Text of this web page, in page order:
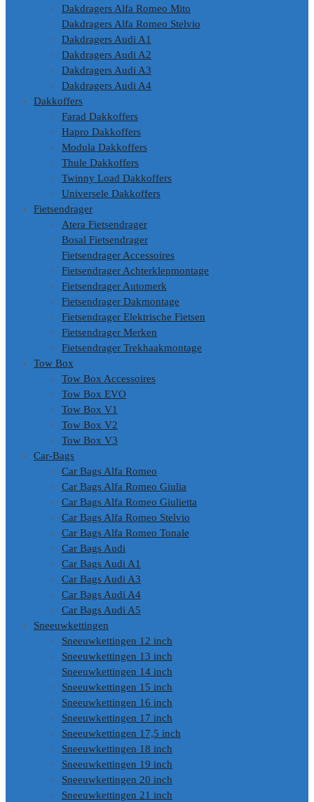
Dakdragers Alfa Romeo Mito
Dakdragers Alfa Romeo Stelvio
Dakdragers Audi A1
Dakdragers Audi A2
Dakdragers Audi A3
Dakdragers Audi A4
Dakkoffers
Farad Dakkoffers
Hapro Dakkoffers
Modula Dakkoffers
Thule Dakkoffers
Twinny Load Dakkoffers
Universele Dakkoffers
Fietsendrager
Atera Fietsendrager
Bosal Fietsendrager
Fietsendrager Accessoires
Fietsendrager Achterklepmontage
Fietsendrager Automerk
Fietsendrager Dakmontage
Fietsendrager Elektrische Fietsen
Fietsendrager Merken
Fietsendrager Trekhaakmontage
Tow Box
Tow Box Accessoires
Tow Box EVO
Tow Box V1
Tow Box V2
Tow Box V3
Car-Bags
Car Bags Alfa Romeo
Car Bags Alfa Romeo Giulia
Car Bags Alfa Romeo Giulietta
Car Bags Alfa Romeo Stelvio
Car Bags Alfa Romeo Tonale
Car Bags Audi
Car Bags Audi A1
Car Bags Audi A3
Car Bags Audi A4
Car Bags Audi A5
Sneeuwkettingen
Sneeuwkettingen 12 inch
Sneeuwkettingen 13 inch
Sneeuwkettingen 14 inch
Sneeuwkettingen 15 inch
Sneeuwkettingen 16 inch
Sneeuwkettingen 17 inch
Sneeuwkettingen 17,5 inch
Sneeuwkettingen 18 inch
Sneeuwkettingen 19 inch
Sneeuwkettingen 20 inch
Sneeuwkettingen 21 inch